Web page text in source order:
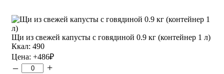
Щи из свежей капусты с говядиной 0.9 кг (контейнер 1 л)
Ккал: 490
Цена: +486₽
– +